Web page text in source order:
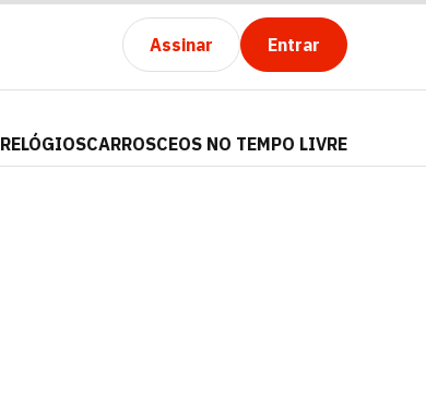
Assinar Entrar
RELÓGIOSCARROSCEOS NO TEMPO LIVRE